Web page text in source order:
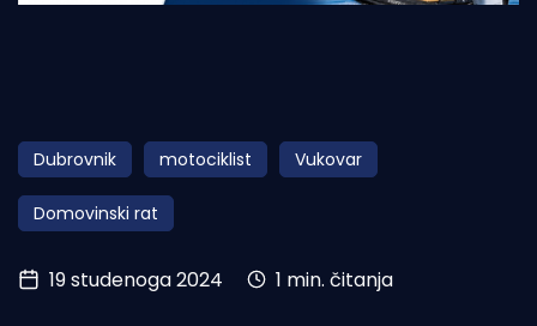
Obala
Otoci
Turizam i nautika
Pomorstvo
Dubrovnik motociklist Vukovar
Domovinski rat
19 studenoga 2024 1 min. čitanja